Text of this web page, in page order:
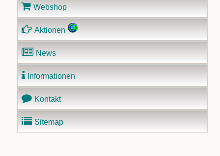
Webshop
Aktionen
News
Informationen
Kontakt
Sitemap